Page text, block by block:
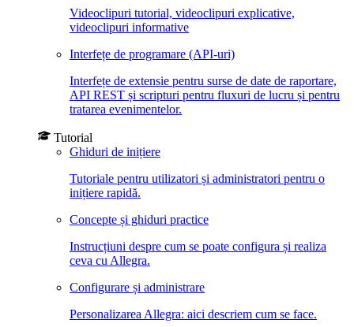
Videoclipuri tutorial, videoclipuri explicative,
videoclipuri informative
Interfețe de programare (API-uri)
Interfețe de extensie pentru surse de date de raportare,
API REST și scripturi pentru fluxuri de lucru și pentru
tratarea evenimentelor.
Tutorial
Ghiduri de inițiere
Tutoriale pentru utilizatori și administratori pentru o
inițiere rapidă.
Concepte și ghiduri practice
Instrucțiuni despre cum se poate configura și realiza
ceva cu Allegra.
Configurare și administrare
Personalizarea Allegra: aici descriem cum se face.